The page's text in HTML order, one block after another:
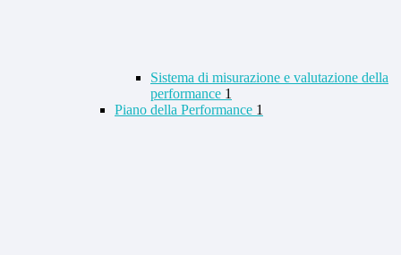
Sistema di misurazione e valutazione della
performance 1
Piano della Performance 1